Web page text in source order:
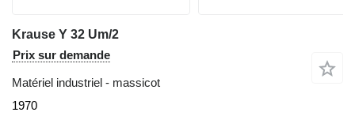
Krause Y 32 Um/2
Prix sur demande
Matériel industriel - massicot
1970